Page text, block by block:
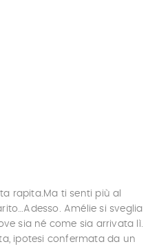
rapita.Ma ti senti più al
Amélie si sveglia
sia né come sia arrivata lì.
ipotesi confermata da un